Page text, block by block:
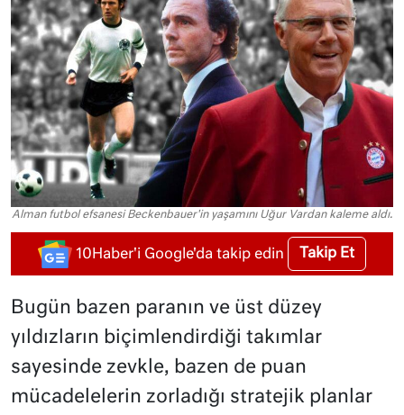
Alman futbol efsanesi Beckenbauer'in yaşamını Uğur Vardan kaleme aldı.
10Haber'i Google'da takip edin Takip Et
Bugün bazen paranın ve üst düzey
yıldızların biçimlendirdiği takımlar
sayesinde zevkle, bazen de puan
mücadelelerin zorladığı stratejik planlar